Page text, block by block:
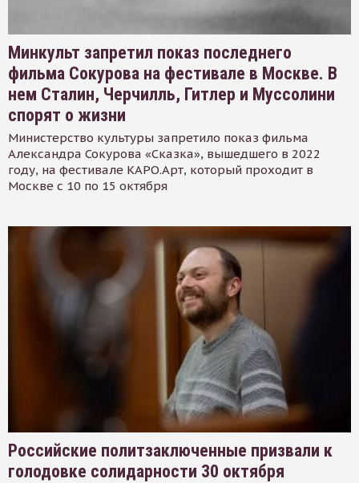
Минкульт запретил показ последнего
фильма Сокурова на фестивале в Москве. В
нем Сталин, Черчилль, Гитлер и Муссолини
спорят о жизни
Министерство культуры запретило показ фильма
Александра Сокурова «Сказка», вышедшего в 2022
году, на фестивале КАРО.Арт, который проходит в
Москве с 10 по 15 октября
Российские политзаключенные призвали к
голодовке солидарности 30 октября